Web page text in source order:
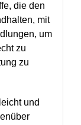
die den
mit
um
zu
zu
und